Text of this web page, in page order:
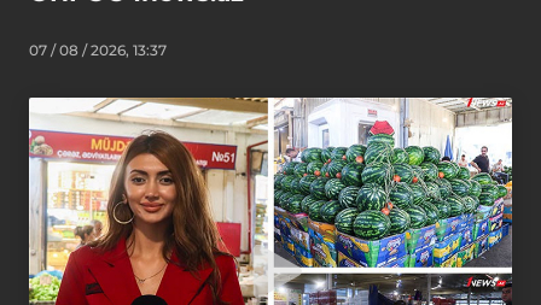
07 / 08 / 2026, 13:37